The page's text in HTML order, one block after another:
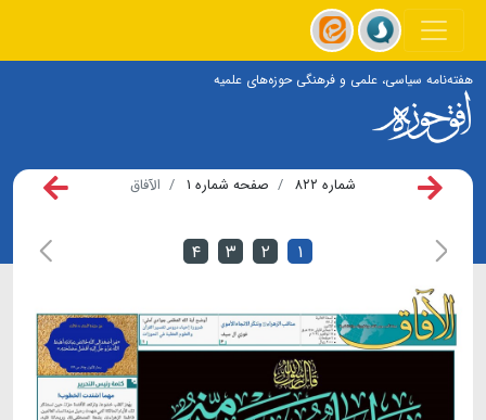
هفته‌نامه سیاسی، علمی و فرهنگی حوزه‌های علمیه
شماره ۸۲۲ صفحه شماره ۱ الآفاق
۱ ۲ ۳ ۴